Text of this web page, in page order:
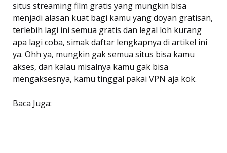
situs streaming film gratis yang mungkin bisa
menjadi alasan kuat bagi kamu yang doyan gratisan,
terlebih lagi ini semua gratis dan legal loh kurang
apa lagi coba, simak daftar lengkapnya di artikel ini
ya. Ohh ya, mungkin gak semua situs bisa kamu
akses, dan kalau misalnya kamu gak bisa
mengaksesnya, kamu tinggal pakai VPN aja kok.
Baca Juga: